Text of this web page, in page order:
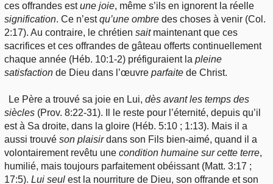
ces offrandes estune joie, même s’ils en ignorent la réelle
signification. Ce n’estqu’une ombre des choses à venir (Col.
2:17). Au contraire, le chrétien saitmaintenant que ces
sacrifices et ces offrandes de gâteau offerts continuellement
chaque année (Héb. 10:1-2) préfiguraient la pleine
satisfaction de Dieu dans l’œuvre parfaite de Christ.
Le Père a trouvé sa joie en Lui,dès avant les temps des
siècles (Prov. 8:22-31). Il le reste pour l’éternité, depuis qu’il
est à Sa droite, dans la gloire (Héb. 5:10 ; 1:13). Mais il a
aussi trouvé son plaisirdans son Fils bien-aimé, quand il a
volontairement revêtu une condition humaine sur cette terre,
humilié, mais toujours parfaitement obéissant (Matt. 3:17 ;
17:5). Lui seul est la nourriture de Dieu, son offrande et son